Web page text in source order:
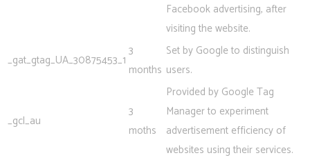
Facebook advertising, after
visiting the website.
_gat_gtag_UA_30875453_1
3
months
Set by Google to distinguish
users.
_gcl_au
3
moths
Provided by Google Tag
Manager to experiment
advertisement efficiency of
websites using their services.